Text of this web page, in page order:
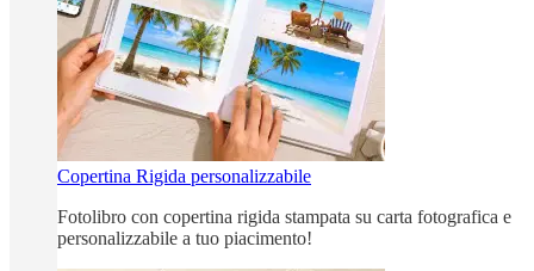
Copertina Rigida personalizzabile
Fotolibro con copertina rigida stampata su carta fotografica e
personalizzabile a tuo piacimento!